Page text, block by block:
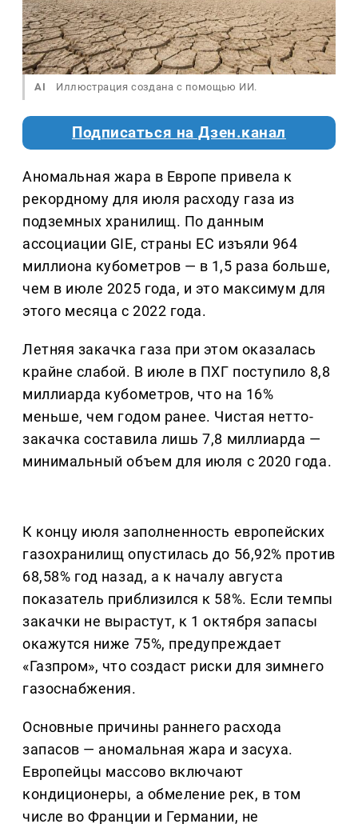
AI Иллюстрация создана с помощью ИИ.
Подписаться на Дзен.канал
Аномальная жара в Европе привела к
рекордному для июля расходу газа из
подземных хранилищ. По данным
ассоциации GIE, страны ЕС изъяли 964
миллиона кубометров — в 1,5 раза больше,
чем в июле 2025 года, и это максимум для
этого месяца с 2022 года.
Летняя закачка газа при этом оказалась
крайне слабой. В июле в ПХГ поступило 8,8
миллиарда кубометров, что на 16%
меньше, чем годом ранее. Чистая нетто-
закачка составила лишь 7,8 миллиарда —
минимальный объем для июля с 2020 года.
К концу июля заполненность европейских
газохранилищ опустилась до 56,92% против
68,58% год назад, а к началу августа
показатель приблизился к 58%. Если темпы
закачки не вырастут, к 1 октября запасы
окажутся ниже 75%, предупреждает
«Газпром», что создаст риски для зимнего
газоснабжения.
Основные причины раннего расхода
запасов — аномальная жара и засуха.
Европейцы массово включают
кондиционеры, а обмеление рек, в том
числе во Франции и Германии, не